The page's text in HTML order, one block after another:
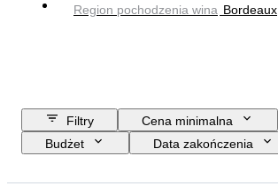
Region pochodzenia wina Bordeaux
Filtry
Cena minimalna
Budżet
Data zakończenia